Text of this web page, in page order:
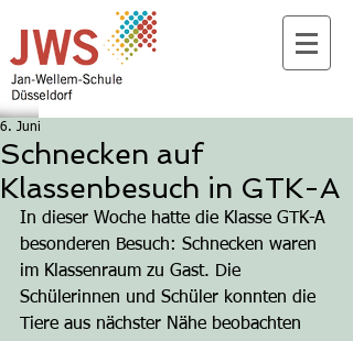
Schnecken auf
Klassenbesuch in GTK-A
6. Juni
In dieser Woche hatte die Klasse GTK-A
besonderen Besuch: Schnecken waren
im Klassenraum zu Gast. Die
Schülerinnen und Schüler konnten die
Tiere aus nächster Nähe beobachten